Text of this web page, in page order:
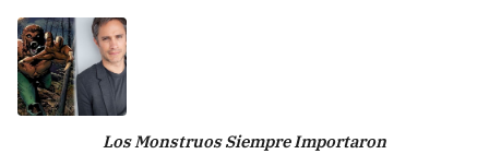
Los Monstruos Siempre Importaron